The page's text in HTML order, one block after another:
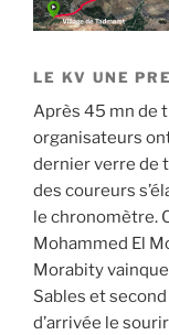
LE KV UNE
Après 45 mn de
organisateurs
dernier verre de
des coureurs
le chronomètre.
Mohammed El
Morabity
Sables et second
d’arrivée le